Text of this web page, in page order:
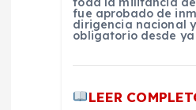
fue aprobado de
dirigencia nacional
obligatorio desde
LEER